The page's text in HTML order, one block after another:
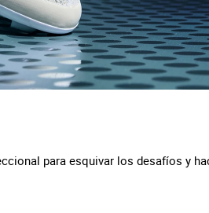
para esquivar los desafíos y